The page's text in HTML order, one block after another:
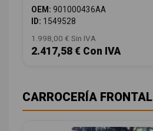
OEM: 901000436AA
ID: 1549528
1.998,00 € Sin IVA
2.417,58 € Con IVA
CARROCERÍA FRONTAL